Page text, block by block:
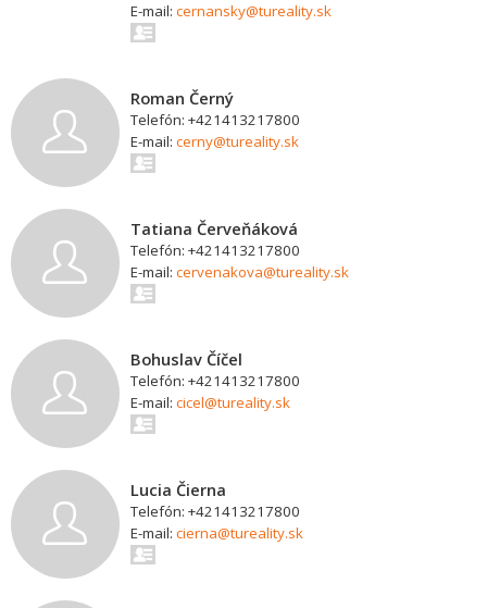
E-mail: cernansky@tureality.sk
Roman Černý
Telefón: +421413217800
E-mail: cerny@tureality.sk
Tatiana Červeňáková
Telefón: +421413217800
E-mail: cervenakova@tureality.sk
Bohuslav Číčel
Telefón: +421413217800
E-mail: cicel@tureality.sk
Lucia Čierna
Telefón: +421413217800
E-mail: cierna@tureality.sk